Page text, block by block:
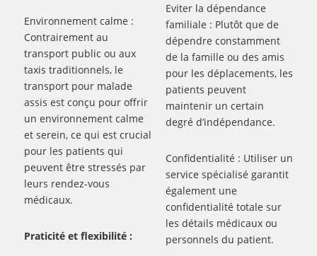
Environnement calme :
Contrairement au
transport public ou aux
taxis traditionnels, le
transport pour malade
assis est conçu pour offrir
un environnement calme
et serein, ce qui est crucial
pour les patients qui
peuvent être stressés par
leurs rendez-vous
médicaux.
Praticité et flexibilité :
Eviter la dépendance
familiale : Plutôt que de
dépendre constamment
de la famille ou des amis
pour les déplacements, les
patients peuvent
maintenir un certain
degré d’indépendance.
Confidentialité : Utiliser un
service spécialisé garantit
également une
confidentialité totale sur
les détails médicaux ou
personnels du patient.